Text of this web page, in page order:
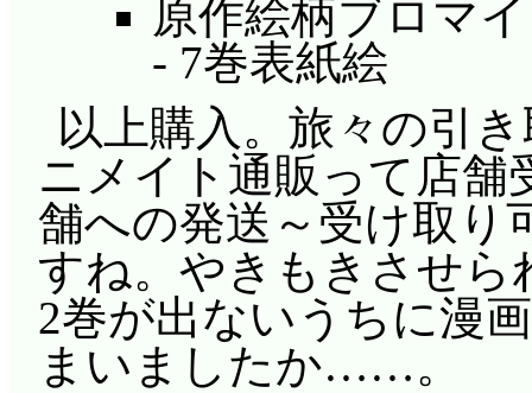
原作絵柄ブロマ
- 7巻表紙絵
以上購入。旅々の引
ニメイト通販って店舗
舗への発送～受け取り
すね。やきもきさせら
2巻が出ないうちに漫
まいましたか……。